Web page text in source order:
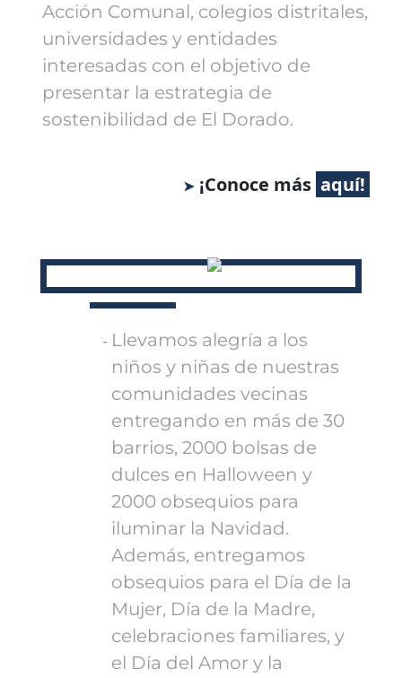
Acción Comunal, colegios distritales,
universidades y entidades
interesadas con el objetivo de
presentar la estrategia de
sostenibilidad de El Dorado.
¡Conoce más
Llevamos alegría a los
niños y niñas de nuestras
comunidades vecinas
entregando en más de 30
barrios, 2000 bolsas de
dulces en Halloween y
2000 obsequios para
iluminar la Navidad.
Además, entregamos
obsequios para el Día de la
Mujer, Día de la Madre,
celebraciones familiares, y
el Día del Amor y la